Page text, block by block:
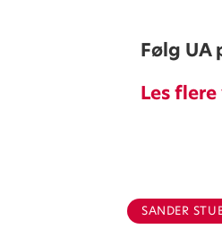
Følg UA
Les
SANDER